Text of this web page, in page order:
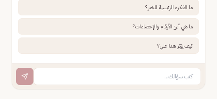
ما الفكرة الرئيسية للخبر؟
ما هي أبرز الأرقام والإحصاءات؟
كيف يؤثر هذا علي؟